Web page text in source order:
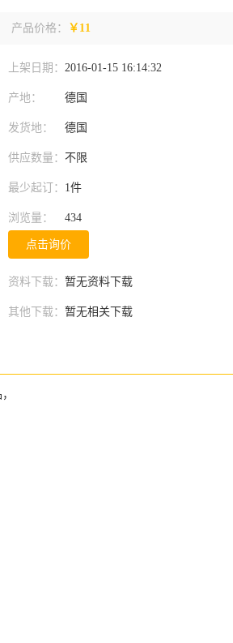
产品价格： ￥11
上架日期： 2016-01-15 16:14:32
产地： 德国
发货地： 德国
供应数量： 不限
最少起订： 1件
浏览量： 434
点击询价
资料下载： 暂无资料下载
其他下载： 暂无相关下载